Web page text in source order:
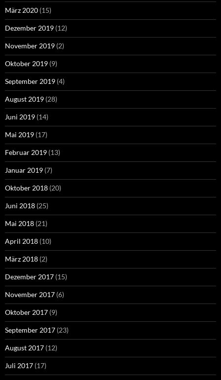
März 2020 (15)
Dezember 2019 (12)
November 2019 (2)
Oktober 2019 (9)
September 2019 (4)
August 2019 (28)
Juni 2019 (14)
Mai 2019 (17)
Februar 2019 (13)
Januar 2019 (7)
Oktober 2018 (20)
Juni 2018 (25)
Mai 2018 (21)
April 2018 (10)
März 2018 (2)
Dezember 2017 (15)
November 2017 (6)
Oktober 2017 (9)
September 2017 (23)
August 2017 (12)
Juli 2017 (17)